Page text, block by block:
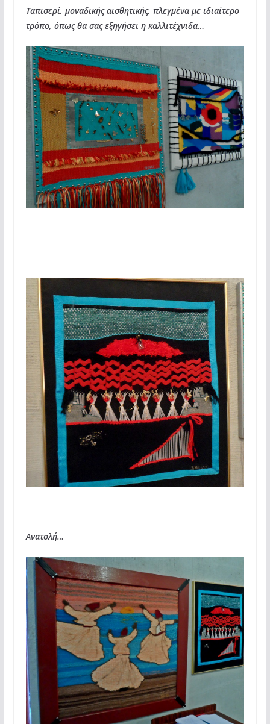
Ταπισερί, μοναδικής αισθητικής, πλεγμένα με ιδιαίτερο
τρόπο, όπως θα σας εξηγήσει η καλλιτέχνιδα…
Ανατολή…